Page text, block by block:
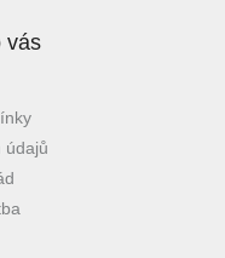
vás
údajů